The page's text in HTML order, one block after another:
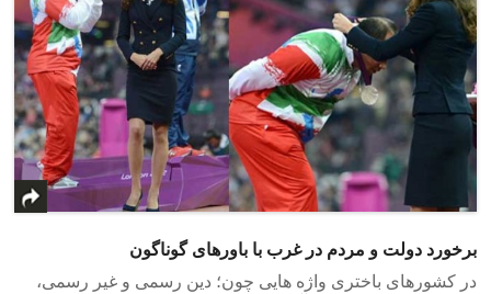
برخورد دولت و مردم در غرب با باورهای گوناگون
در کشورهای باختری واژه هایی چون؛ دین رسمی و غیر رسمی،